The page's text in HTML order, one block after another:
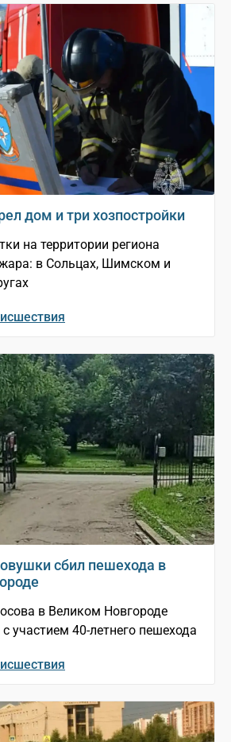
дом и три хозпостройки
на территории региона
в Сольцах, Шимском и
сбил пешехода в
в Великом Новгороде
участием 40-летнего пешехода